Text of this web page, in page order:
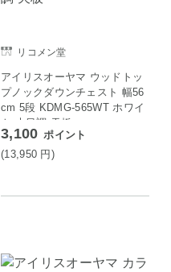
リコメン堂
アイリスオーヤマ ウッドトッ
プノックダウンチェスト 幅56
cm 5段 KDMG-565WT ホワイ
ト 木目調 天板
3,100 ポイント
(13,950 円 )